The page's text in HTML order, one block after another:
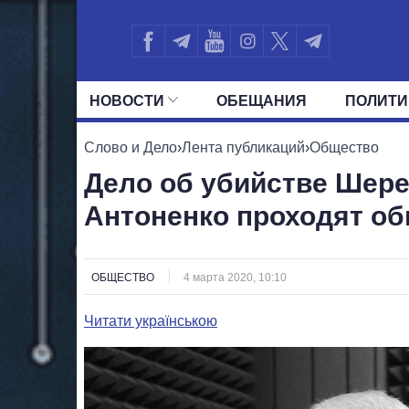
НОВОСТИ ОБЕЩАНИЯ
ВСЕ ПОЛИТИКИ ПРЕЗИДЕНТ И
Слово и Дело›Лента публикаций›Общество
Дело об убийстве
Антоненко проходят
ОБЩЕСТВО 4 марта 2020, 10:10
Читати українською